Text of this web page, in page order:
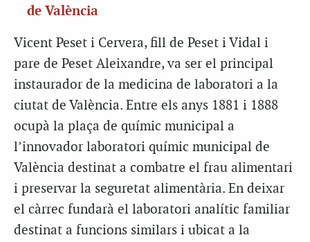
de València
Vicent Peset i Cervera, fill de Peset i Vidal i
pare de Peset Aleixandre, va ser el principal
instaurador de la medicina de laboratori a la
ciutat de València. Entre els anys 1881 i 1888
ocupà la plaça de químic municipal a
l’innovador laboratori químic municipal de
València destinat a combatre el frau alimentari
i preservar la seguretat alimentària. En deixar
el càrrec fundarà el laboratori analític familiar
destinat a funcions similars i ubicat a la